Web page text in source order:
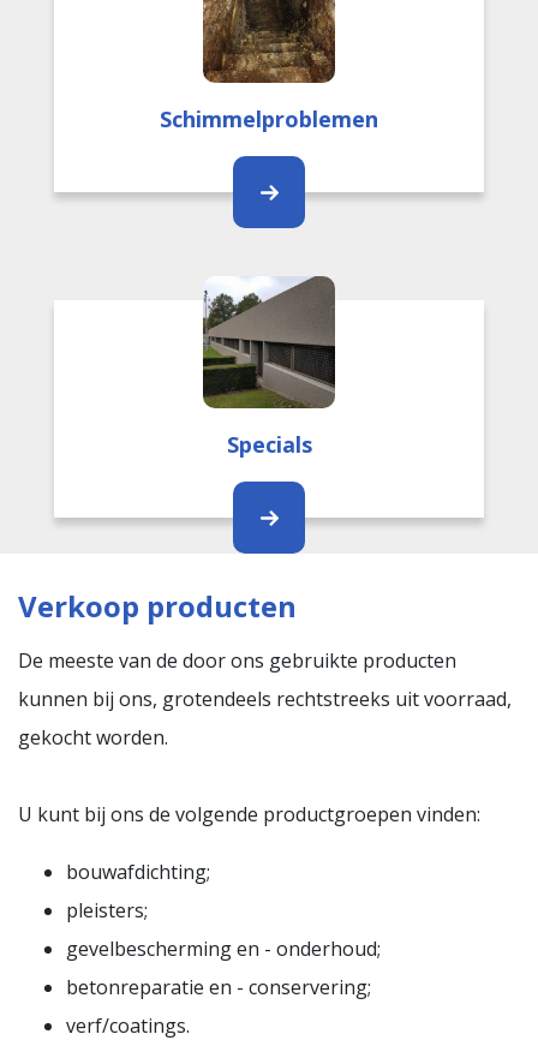
Schimmelproblemen
Specials
Verkoop producten
De meeste van de door ons gebruikte producten
kunnen bij ons, grotendeels rechtstreeks uit voorraad,
gekocht worden.
U kunt bij ons de volgende productgroepen vinden:
bouwafdichting;
pleisters;
gevelbescherming en - onderhoud;
betonreparatie en - conservering;
verf/coatings.